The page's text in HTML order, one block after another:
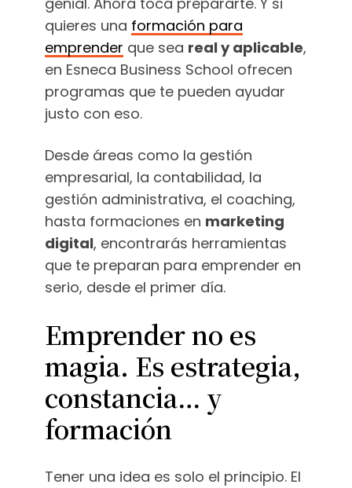
quieres una formación para
emprender que sea real y aplicable,
en Esneca Business School ofrecen
programas que te pueden ayudar
justo con eso.
Desde áreas como la gestión
empresarial, la contabilidad, la
gestión administrativa, el coaching,
hasta formaciones en marketing
digital, encontrarás herramientas
que te preparan para emprender en
serio, desde el primer día.
Emprender no es
magia. Es estrategia,
constancia… y
formación
Tener una idea es solo el principio. El